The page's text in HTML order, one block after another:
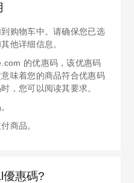
购物车中。请确保您已选
他详细信息。
的优惠码，该优惠码
味着您的商品符合优惠码
，您可以阅读其要求。
商品。
優惠碼?